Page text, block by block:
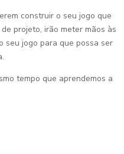
construir o seu jogo que
projeto, irão meter mãos às
seu jogo para que possa ser
tempo que aprendemos a